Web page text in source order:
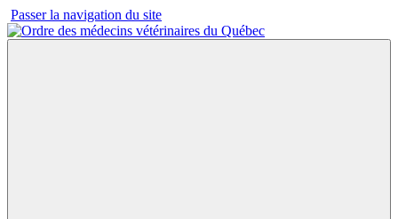
Passer la navigation du site